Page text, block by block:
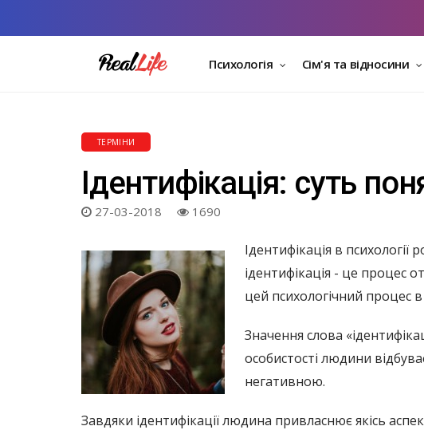
Психологія Сім'я та відносини
ТЕРМІНИ
Ідентифікація: суть
27-03-2018 1690
Ідентифікація в
ідентифікація - це процес
цей психологічний процес
Значення слова
особистості людини
негативною.
Завдяки ідентифікації людина привласнює якісь